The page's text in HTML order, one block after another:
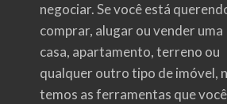
negociar. Se você está
comprar, alugar ou vender uma
casa, apartamento, terreno ou
qualquer outro tipo de imóvel,
temos as ferramentas que você